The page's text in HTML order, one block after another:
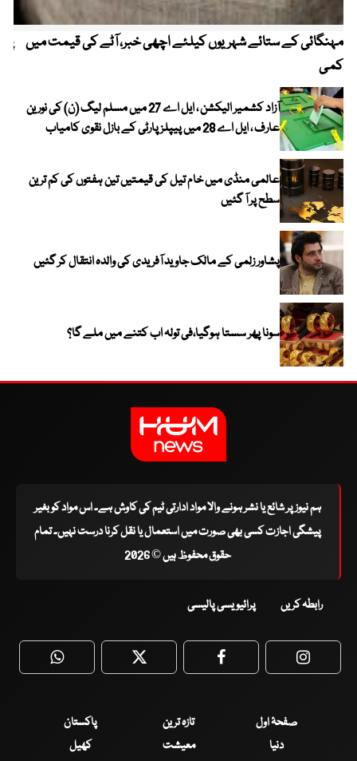
مہنگائی کے ستائے شہریوں کیلئے اچھی خبر، آٹے کی قیمت میں
کمی
آزاد کشمیر الیکشن ، ایل اے 27 میں مسلم لیگ (ن) کی نورین
عارف ، ایل اے 28 میں پیپلز پارٹی کے بازل نقوی کامیاب
عالمی منڈی میں خام تیل کی قیمتیں تین ہفتوں کی کم ترین
سطح پر آ گئیں
پشاور زلمی کے مالک جاوید آفریدی کی والدہ انتقال کر گئیں
سونا پھر سستا ہوگیا،فی تولہ اب کتنے میں ملے گا؟
ہم نیوز پر شائع یا نشر ہونے والا مواد ادارتی ٹیم کی کاوش ہے۔ اس مواد کو بغیر
پیشگی اجازت کسی بھی صورت میں استعمال یا نقل کرنا درست نہیں۔ تمام
حقوق محفوظ ہیں © 2026
رابطہ کریں پرائیویسی پالیسی
WhatsApp Twitter Facebook
صفحۂ اول تازہ ترین
پاکستان
دنیا
معیشت
کھیل